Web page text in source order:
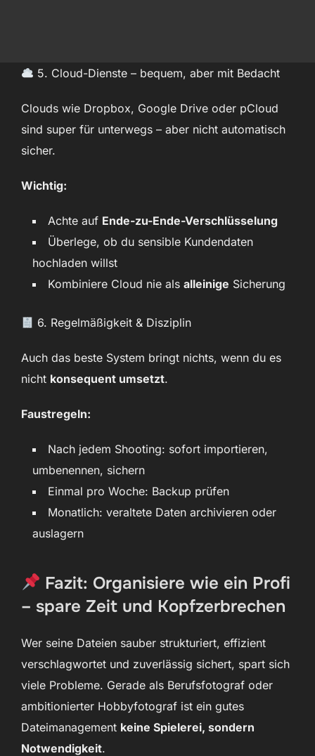
5. Cloud-Dienste – bequem, aber mit Bedacht
Clouds wie Dropbox, Google Drive oder pCloud
sind super für unterwegs – aber nicht automatisch
sicher.
Wichtig:
Achte auf Ende-zu-Ende-Verschlüsselung
Überlege, ob du sensible Kundendaten
hochladen willst
Kombiniere Cloud nie als alleinige Sicherung
6. Regelmäßigkeit & Disziplin
Auch das beste System bringt nichts, wenn du es
nicht konsequent umsetzt.
Faustregeln:
Nach jedem Shooting: sofort importieren,
umbenennen, sichern
Einmal pro Woche: Backup prüfen
Monatlich: veraltete Daten archivieren oder
auslagern
Fazit: Organisiere wie ein Profi
– spare Zeit und Kopfzerbrechen
Wer seine Dateien sauber strukturiert, effizient
verschlagwortet und zuverlässig sichert, spart sich
viele Probleme. Gerade als Berufsfotograf oder
ambitionierter Hobbyfotograf ist ein gutes
Dateimanagement keine Spielerei, sondern
Notwendigkeit.